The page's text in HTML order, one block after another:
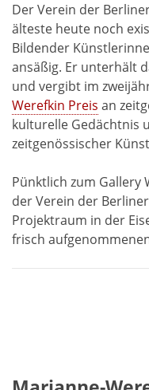
Der Verein der
älteste heute noch
Bildender
ansäßig. Er unterhält
und vergibt im
Werefkin Preis an
kulturelle Gedächtnis
zeitgenössischer
Pünktlich zum Gallery
der Verein der
Projektraum in der
frisch